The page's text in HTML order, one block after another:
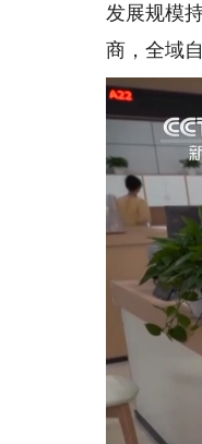
发展规模
商，全域